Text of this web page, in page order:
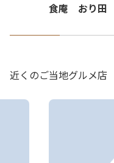
食庵 おり田
近くのご当地グルメ店